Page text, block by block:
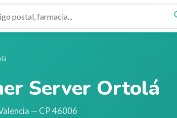
Server Ortolá
— CP 46006